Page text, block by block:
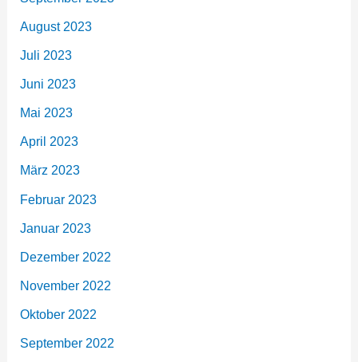
August 2023
Juli 2023
Juni 2023
Mai 2023
April 2023
März 2023
Februar 2023
Januar 2023
Dezember 2022
November 2022
Oktober 2022
September 2022